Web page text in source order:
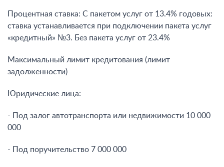
Процентная ставка: С пакетом услуг от 13.4% годовых:
ставка устанавливается при подключении пакета услуг
«кредитный» №3. Без пакета услуг от 23.4%
Максимальный лимит кредитования (лимит
задолженности)
Юридические лица:
- Под залог автотранспорта или недвижимости 10 000
000
- Под поручительство 7 000 000